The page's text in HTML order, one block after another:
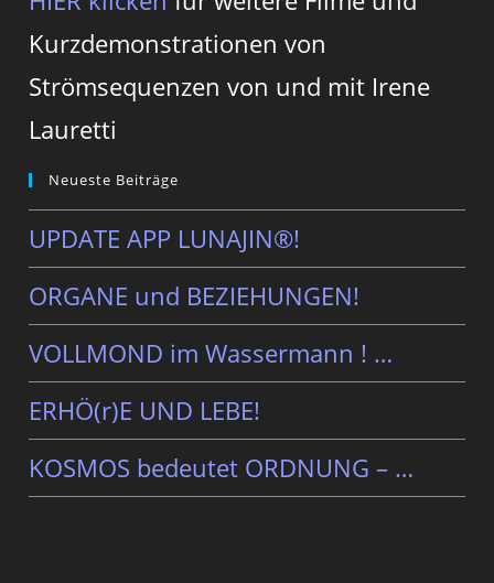
Kurzdemonstrationen von
Strömsequenzen von und mit Irene
Lauretti
Neueste Beiträge
UPDATE APP LUNAJIN®!
ORGANE und BEZIEHUNGEN!
VOLLMOND im Wassermann ! …
ERHÖ(r)E UND LEBE!
KOSMOS bedeutet ORDNUNG – …